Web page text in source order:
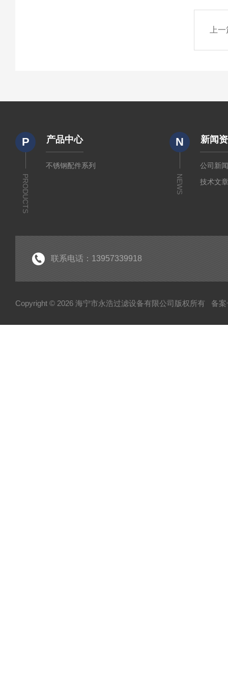
上
P
PRODUCTS
产品中心
不锈钢配件系列
N
NEWS
新闻
公司新
技术文
联系电话：13957339918
Copyright © 2026 海宁市永浩过滤设备有限公司版权所有 备案